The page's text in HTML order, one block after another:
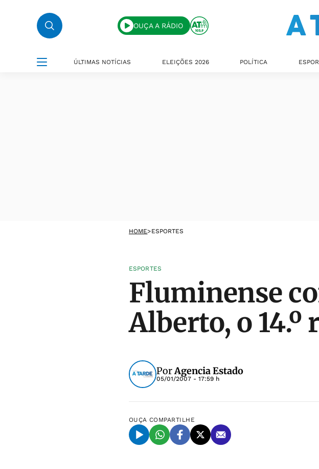
OUÇA A RÁDIO
ÚLTIMAS NOTÍCIAS ELEIÇÕES 2026 POLÍTICA
HOME>ESPORTES
ESPORTES
Fluminense
Alberto, o 14.º
PorAgencia Estado
05/01/2007 - 17:59 h
OUÇA COMPARTILHE